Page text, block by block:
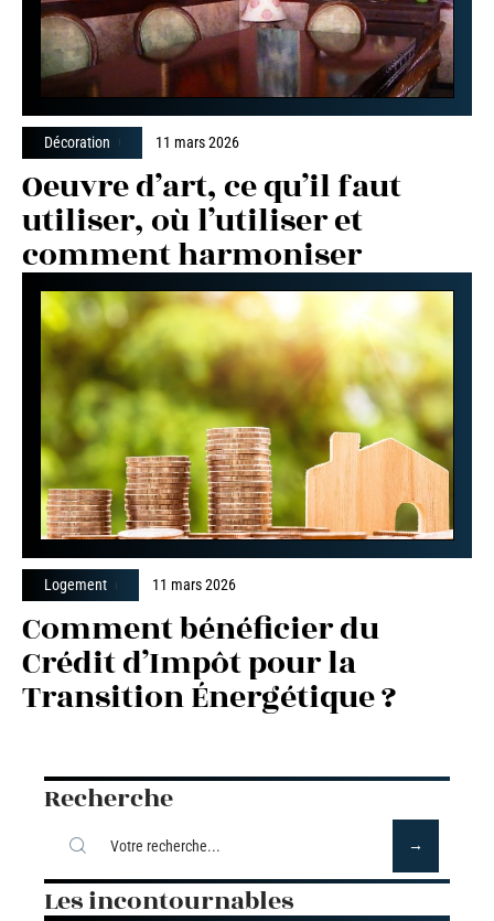
Décoration 11 mars 2026
Oeuvre d’art, ce qu’il faut
utiliser, où l’utiliser et
comment harmoniser
Logement 11 mars 2026
Comment bénéficier du
Crédit d’Impôt pour la
Transition Énergétique ?
Recherche
Les incontournables